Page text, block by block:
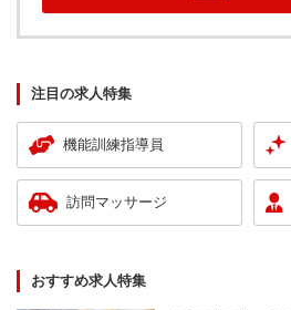
注目の求人特集
機能訓練指導員
訪問マッサージ
おすすめ求人特集